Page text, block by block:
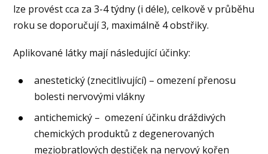
lze provést cca za 3-4 týdny (i déle), celkově v průběhu
roku se doporučují 3, maximálně 4 obstřiky.
Aplikované látky mají následující účinky:
anestetický (znecitlivující) – omezení přenosu
bolesti nervovými vlákny
antichemický – omezení účinku dráždivých
chemických produktů z degenerovaných
meziobratlových destiček na nervový kořen